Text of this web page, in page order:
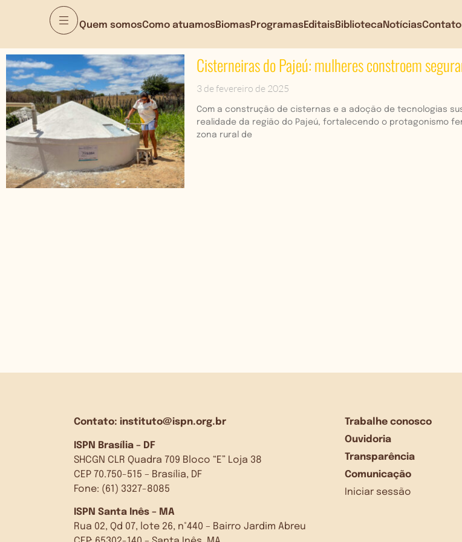
Quem somosComo atuamosBiomasProgramasEditaisBibliotecaNotíciasContato
Cisterneiras do Pajeú: mulheres constroem
3 de fevereiro de 2025
Com a construção de cisternas e a adoção de tecnologias
realidade da região do Pajeú, fortalecendo o protagonismo
zona rural de
Contato: instituto@ispn.org.br
ISPN Brasília – DF
SHCGN CLR Quadra 709 Bloco “E” Loja 38
CEP 70.750-515 – Brasília, DF
Fone: (61) 3327-8085
ISPN Santa Inês – MA
Rua 02, Qd 07, lote 26, n°440 – Bairro Jardim Abreu
Trabalhe conosco
Ouvidoria
Transparência
Comunicação
Iniciar sessão